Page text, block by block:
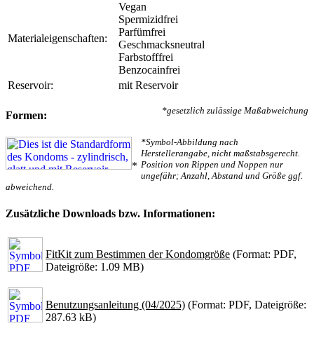
Materialeigenschaften:
Vegan
Spermizidfrei
Parfümfrei
Geschmacksneutral
Farbstofffrei
Benzocainfrei
Reservoir:
mit Reservoir
*gesetzlich zulässige Maßabweichung
Formen:
*
*Symbol-Abbildung nach
Herstellerangabe, nicht maßstabsgerecht.
Position von Rippen und Noppen nur
ungefähr; Anzahl, Abstand und Größe ggf.
abweichend.
Zusätzliche Downloads bzw. Informationen:
FitKit zum Bestimmen der Kondomgröße (Format: PDF,
Dateigröße: 1.09 MB)
Benutzungsanleitung (04/2025) (Format: PDF, Dateigröße:
287.63 kB)